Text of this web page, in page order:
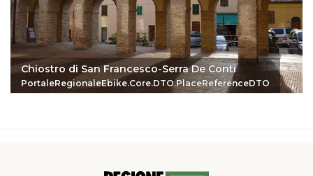
Chiostro di San Francesco-Serra De Conti
PortaleRegionaleEbike.Core.DTO.PlaceReferenceDTO